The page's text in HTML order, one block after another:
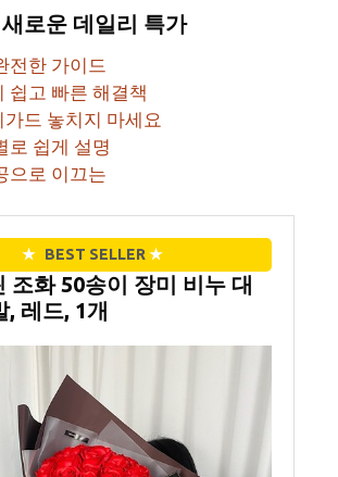
새로운 데일리 특가
전한 가이드
쉽고 빠른 해결책
드 놓치지 마세요
로 쉽게 설명
으로 이끄는
★ BEST SELLER ★
조화 50송이 장미 비누 대
, 레드, 1개